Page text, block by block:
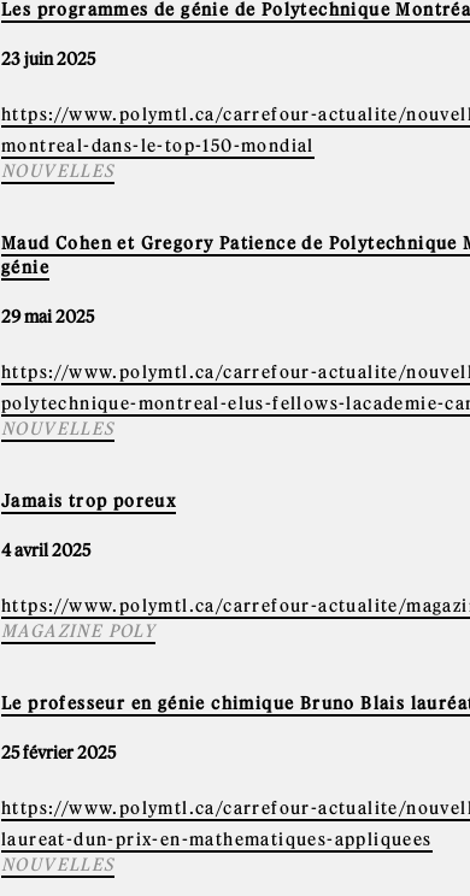
Les programmes de génie de Polytechnique
23 juin 2025
https://www.polymtl.ca/carrefour-actualite/
montreal-dans-le-top-150-mondial
NOUVELLES
Maud Cohen et Gregory Patience de
génie
29 mai 2025
https://www.polymtl.ca/carrefour-actualite/
polytechnique-montreal-elus-fellows-lacademie-
NOUVELLES
Jamais trop poreux
4 avril 2025
https://www.polymtl.ca/carrefour-actualite/
MAGAZINE POLY
Le professeur en génie chimique Bruno Blais
25 février 2025
https://www.polymtl.ca/carrefour-actualite/
laureat-dun-prix-en-mathematiques-appliquees
NOUVELLES